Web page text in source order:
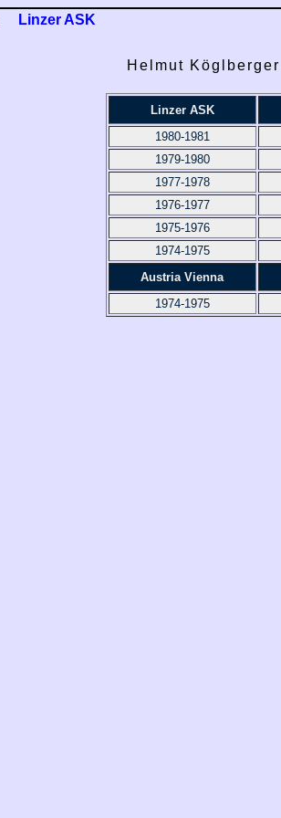
Linzer ASK
Helmut
Linzer ASK
1980-1981
1979-1980
1977-1978
1976-1977
1975-1976
1974-1975
Austria Vienna
1974-1975